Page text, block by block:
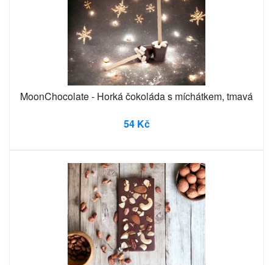
MoonChocolate - Horká čokoláda s míchátkem, tmavá
54 Kč